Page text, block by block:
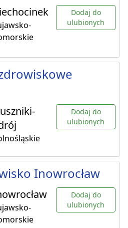
Dodaj do
ulubionych
Dodaj do
ulubionych
Inowrocław
Dodaj do
ulubionych